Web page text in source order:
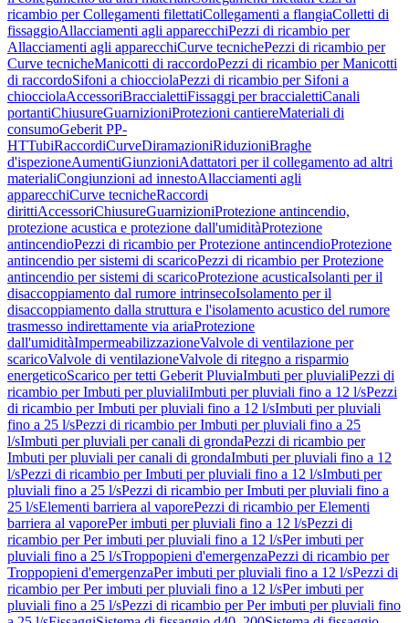
ricambio per Collegamenti filettatiCollegamenti a flangiaColletti di
fissaggioAllacciamenti agli apparecchiPezzi di ricambio per
Allacciamenti agli apparecchiCurve tecnichePezzi di ricambio per
Curve tecnicheManicotti di raccordoPezzi di ricambio per Manicotti
di raccordoSifoni a chiocciolaPezzi di ricambio per Sifoni a
chiocciolaAccessoriBraccialettiFissaggi per braccialettiCanali
portantiChiusureGuarnizioniProtezioni cantiereMateriali di
consumoGeberit PP-
HTTubiRaccordiCurveDiramazioniRiduzioniBraghe
d'ispezioneAumentiGiunzioniAdattatori per il collegamento ad altri
materialiCongiunzioni ad innestoAllacciamenti agli
apparecchiCurve tecnicheRaccordi
dirittiAccessoriChiusureGuarnizioniProtezione antincendio,
protezione acustica e protezione dall'umiditàProtezione
antincendioPezzi di ricambio per Protezione antincendioProtezione
antincendio per sistemi di scaricoPezzi di ricambio per Protezione
antincendio per sistemi di scaricoProtezione acusticaIsolanti per il
disaccoppiamento dal rumore intrinsecoIsolamento per il
disaccoppiamento dalla struttura e l'isolamento acustico del rumore
trasmesso indirettamente via ariaProtezione
dall'umiditàImpermeabilizzazioneValvole di ventilazione per
scaricoValvole di ventilazioneValvole di ritegno a risparmio
energeticoScarico per tetti Geberit PluviaImbuti per pluvialiPezzi di
ricambio per Imbuti per pluvialiImbuti per pluviali fino a 12 l/sPezzi
di ricambio per Imbuti per pluviali fino a 12 l/sImbuti per pluviali
fino a 25 l/sPezzi di ricambio per Imbuti per pluviali fino a 25
l/sImbuti per pluviali per canali di grondaPezzi di ricambio per
Imbuti per pluviali per canali di grondaImbuti per pluviali fino a 12
l/sPezzi di ricambio per Imbuti per pluviali fino a 12 l/sImbuti per
pluviali fino a 25 l/sPezzi di ricambio per Imbuti per pluviali fino a
25 l/sElementi barriera al vaporePezzi di ricambio per Elementi
barriera al vaporePer imbuti per pluviali fino a 12 l/sPezzi di
ricambio per Per imbuti per pluviali fino a 12 l/sPer imbuti per
pluviali fino a 25 l/sTroppopieni d'emergenzaPezzi di ricambio per
Troppopieni d'emergenzaPer imbuti per pluviali fino a 12 l/sPezzi di
ricambio per Per imbuti per pluviali fino a 12 l/sPer imbuti per
pluviali fino a 25 l/sPezzi di ricambio per Per imbuti per pluviali fino